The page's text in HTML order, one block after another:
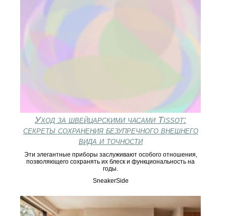
Уход за швейцарскими часами Tissot:
секреты сохранения безупречного внешнего
вида и точности
Эти элегантные приборы заслуживают особого отношения,
позволяющего сохранять их блеск и функциональность на
годы.
SneakerSide